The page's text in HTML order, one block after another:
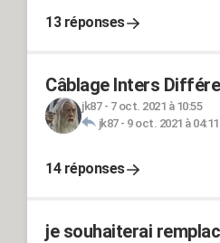
13 réponses
Câblage Inters
jk87- 7 oct. 2021 à 10:55
jk87- 9 oct. 2021 à 04:11
14 réponses
je souhaiterai